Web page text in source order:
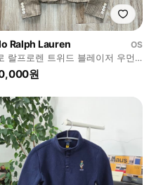
Ralph Lauren
OS
랄프로렌 트위드 블레이저 우먼
원